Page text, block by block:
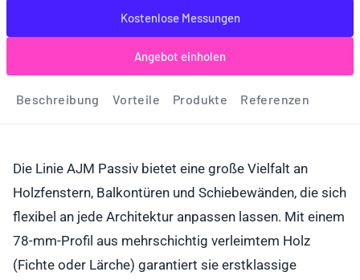
Beschreibung Vorteile Produkte Referenzen
Kostenlose Messungen
Angebot einholen
Die Linie AJM Passiv bietet eine große Vielfalt an
Holzfenstern, Balkontüren und Schiebewänden, die sich
flexibel an jede Architektur anpassen lassen. Mit einem
78-mm-Profil aus mehrschichtig verleimtem Holz
(Fichte oder Lärche) garantiert sie erstklassige